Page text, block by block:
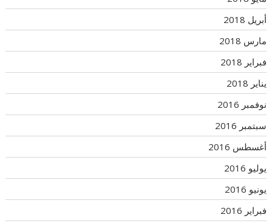
أبريل 2018
مارس 2018
فبراير 2018
يناير 2018
نوفمبر 2016
سبتمبر 2016
أغسطس 2016
يوليو 2016
يونيو 2016
فبراير 2016